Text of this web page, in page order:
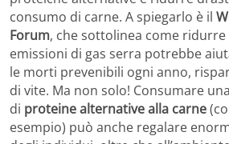
consumo di carne. A spiegarlo è il
Forum, che sottolinea come
emissioni di gas serra potrebbe
le morti prevenibili ogni anno,
di vite. Ma non solo! Consumare
di proteine alternative alla carne
esempio) può anche regalare